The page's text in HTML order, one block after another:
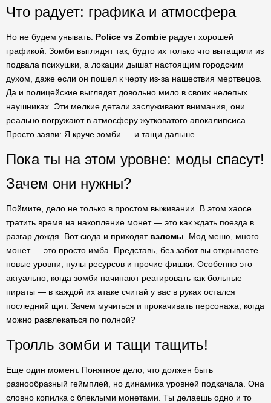
Что радует: графика и атмосфера
Но не будем унывать. Police vs Zombie радует хорошей
графикой. Зомби выглядят так, будто их только что вытащили из
подвала психушки, а локации дышат настоящим городским
духом, даже если он пошел к черту из-за нашествия мертвецов.
Да и полицейские выглядят довольно мило в своих нелепых
наушниках. Эти мелкие детали заслуживают внимания, они
реально погружают в атмосферу жутковатого апокалипсиса.
Просто заяви: Я круче зомби — и тащи дальше.
Пока ты на этом уровне: моды спасут!
Зачем они нужны?
Поймите, дело не только в простом выживании. В этом хаосе
тратить время на накопление монет — это как ждать поезда в
разгар дождя. Вот сюда и приходят взломы . Мод меню, много
монет — это просто имба. Представь, без забот вы открываете
новые уровни, пулы ресурсов и прочие фишки. Особенно это
актуально, когда зомби начинают реагировать как больные
пираты — в каждой их атаке считай у вас в руках остался
последний щит. Зачем мучиться и прокачивать персонажа, когда
можно развлекаться по полной?
Тролль зомби и тащи тащить!
Еще один момент. Понятное дело, что должен быть
разнообразный геймплей, но динамика уровней подкачала. Она
словно копилка с блеклыми монетами. Ты делаешь одно и то